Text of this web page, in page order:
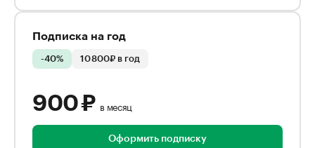
Подписка на год
-40% 10 800₽ в год
900 ₽ в месяц
Оформить подписку